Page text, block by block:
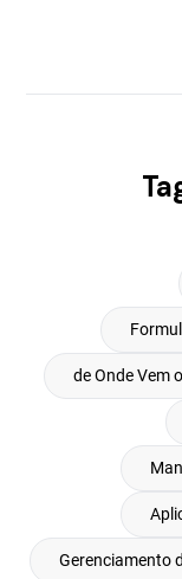
de Onde Vem
Gerenciamento